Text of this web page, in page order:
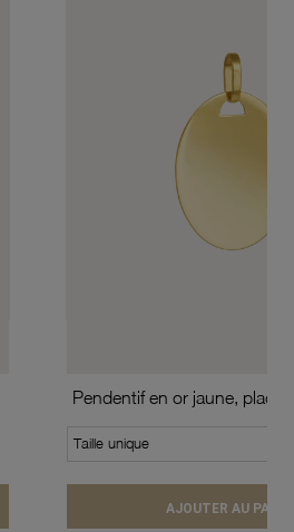
Pendentif en or jaune,
Taille unique
AJOUTER AU